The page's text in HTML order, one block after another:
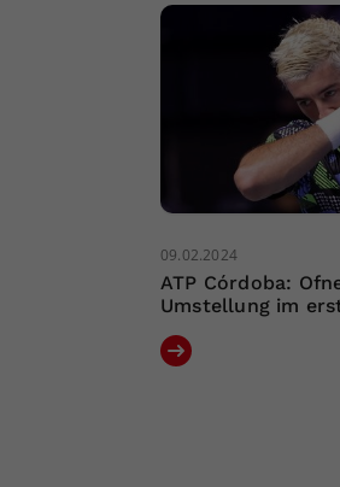
09.02.2024
ATP Córdoba:
Umstellung im